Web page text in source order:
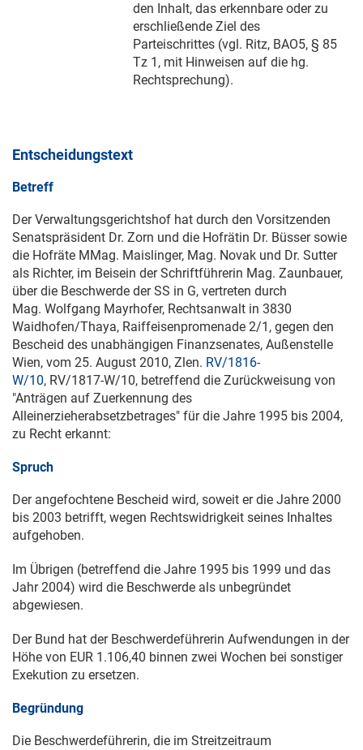
den Inhalt, das erkennbare oder zu
erschließende Ziel des
Parteischrittes (vgl. Ritz, BAO5, § 85
Tz 1, mit Hinweisen auf die hg.
Rechtsprechung).
Entscheidungstext
Betreff
Der Verwaltungsgerichtshof hat durch den Vorsitzenden
Senatspräsident Dr. Zorn und die Hofrätin Dr. Büsser sowie
die Hofräte MMag. Maislinger, Mag. Novak und Dr. Sutter
als Richter, im Beisein der Schriftführerin Mag. Zaunbauer,
über die Beschwerde der SS in G, vertreten durch
Mag. Wolfgang Mayrhofer, Rechtsanwalt in 3830
Waidhofen/Thaya, Raiffeisenpromenade 2/1, gegen den
Bescheid des unabhängigen Finanzsenates, Außenstelle
Wien, vom 25. August 2010, Zlen. RV/1816-
W/10, RV/1817-W/10, betreffend die Zurückweisung von
"Anträgen auf Zuerkennung des
Alleinerzieherabsetzbetrages" für die Jahre 1995 bis 2004,
zu Recht erkannt:
Spruch
Der angefochtene Bescheid wird, soweit er die Jahre 2000
bis 2003 betrifft, wegen Rechtswidrigkeit seines Inhaltes
aufgehoben.
Im Übrigen (betreffend die Jahre 1995 bis 1999 und das
Jahr 2004) wird die Beschwerde als unbegründet
abgewiesen.
Der Bund hat der Beschwerdeführerin Aufwendungen in der
Höhe von EUR 1.106,40 binnen zwei Wochen bei sonstiger
Exekution zu ersetzen.
Begründung
Die Beschwerdeführerin, die im Streitzeitraum